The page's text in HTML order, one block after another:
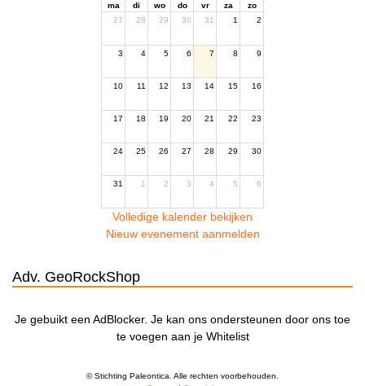
ma di wo do vr za
zo
27
28 29 30 31 1 2
3 4 5 6 7 8 9
10 11 12 13 14 15 16
17 18 19 20 21 22 23
24 25 26 27 28 29 30
31 1 2 3 4 5 6
Volledige kalender bekijken
Nieuw evenement aanmelden
Adv. GeoRockShop
Je gebuikt een AdBlocker. Je kan ons ondersteunen door ons toe
te voegen aan je Whitelist
© Stichting Paleontica. Alle rechten voorbehouden.